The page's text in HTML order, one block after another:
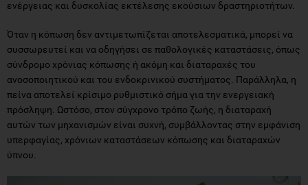
συσσωρευτεί και να οδηγήσει σε παθολογικές καταστάσεις, όπως
ανοσοποιητικού και του ενδοκρινικού συστήματος. Παράλληλα, η
πείνα αποτελεί κρίσιμο ρυθμιστικό σήμα για την ενεργειακή
πρόσληψη. Ωστόσο, στον σύγχρονο τρόπο ζωής, η διαταραχή
αυτών των μηχανισμών είναι συχνή, συμβάλλοντας στην εμφάνιση
υπερφαγίας, χρόνιων καταστάσεων κόπωσης και διαταραχών
ύπνου.